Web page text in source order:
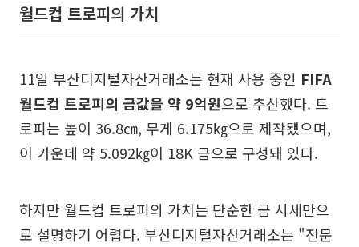
월드컵 트로피의 가치
11일 부산디지털자산거래소는 현재 사용 중인 FIFA
월드컵 트로피의 금값을 약 9억원으로 추산했다. 트
로피는 높이 36.8㎝, 무게 6.175㎏으로 제작됐으며,
이 가운데 약 5.092㎏이 18K 금으로 구성돼 있다.
하지만 월드컵 트로피의 가치는 단순한 금 시세만으
로 설명하기 어렵다. 부산디지털자산거래소는 "전문